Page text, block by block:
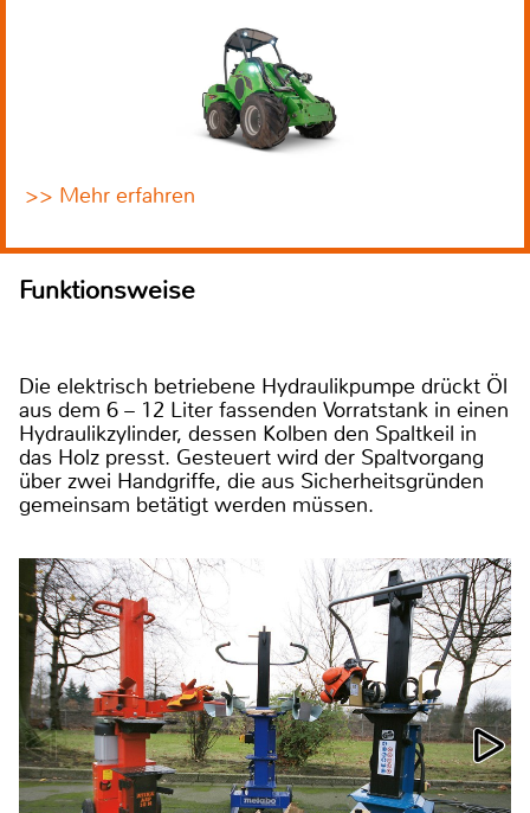
>> Mehr erfahren
Funktionsweise
Die elektrisch betriebene Hydraulikpumpe drückt Öl
aus dem 6 – 12 Liter fassenden Vorratstank in einen
Hydraulikzylinder, dessen Kolben den Spaltkeil in
das Holz presst. Gesteuert wird der Spaltvorgang
über zwei Handgriffe, die aus Sicherheitsgründen
gemeinsam betätigt werden müssen.